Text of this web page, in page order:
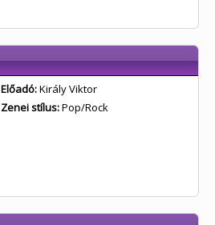
Előadó:Király Viktor
Zenei stílus:Pop/Rock